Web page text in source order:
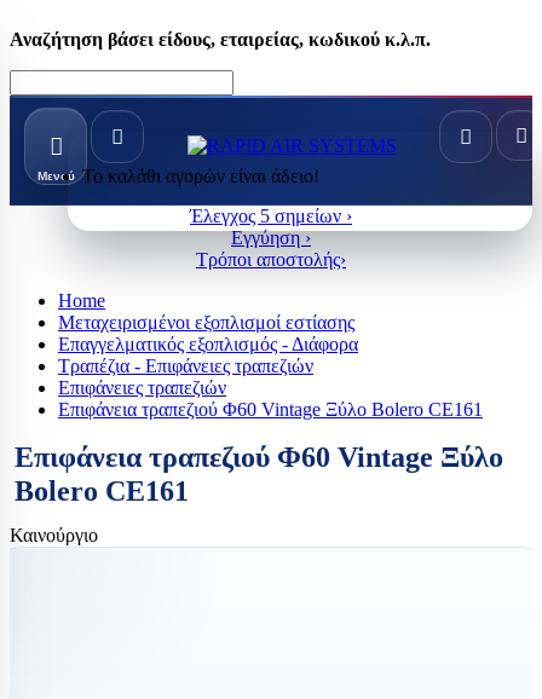
Αναζήτηση βάσει είδους, εταιρείας, κωδικού κ.λ.π.
Μενού Το καλάθι αγορών είναι άδειο!
Έλεγχος 5 σημείων ›
Εγγύηση ›
Τρόποι αποστολής›
Home
Μεταχειρισμένοι εξοπλισμοί εστίασης
Επαγγελματικός εξοπλισμός - Διάφορα
Τραπέζια - Επιφάνειες τραπεζιών
Επιφάνειες τραπεζιών
Επιφάνεια τραπεζιού Φ60 Vintage Ξύλο Bolero CE161
Επιφάνεια τραπεζιού Φ60 Vintage Ξύλο
Bolero CE161
Καινούργιο